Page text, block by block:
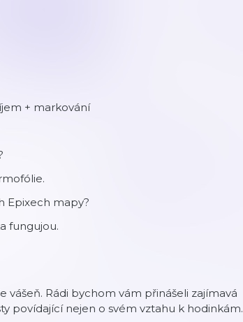
+ markování
Epixech mapy?
fungujou.
vášeň. Rádi bychom vám přinášeli zajímavá
povídající nejen o svém vztahu k hodinkám.